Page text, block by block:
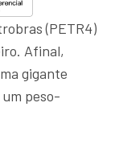
(PETR4)
Afinal,
gigante
peso-